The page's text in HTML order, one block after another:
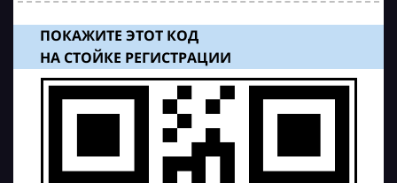
ПОКАЖИТЕ ЭТОТ КОД
НА СТОЙКЕ РЕГИСТРАЦИИ